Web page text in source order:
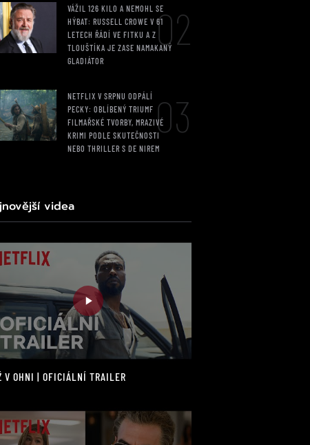
VÁŽIL 126 KILO A NEMOHL SE
HÝBAT: RUSSELL CROWE V 61
LETECH ŘÁDÍ VE FITKU A Z
TLOUŠTÍKA JE ZASE NAMAKANÝ
GLADIÁTOR
02
NETFLIX V SRPNU ODPÁLÍ
PECKY: OBLÍBENÝ TRIUMF
FILMAŘSKÉ TVORBY, MRAZIVÉ
KRIMI PODLE SKUTEČNOSTI
NEBO THRILLER S DE NIREM
03
videa
V OHNI | OFICIÁLNÍ TRAILER